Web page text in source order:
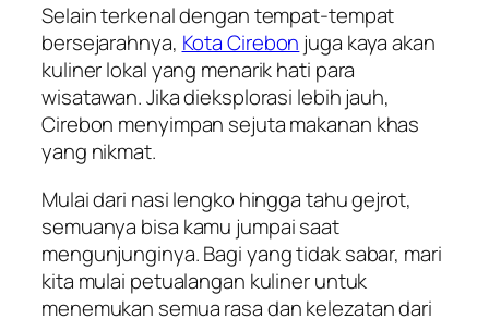
Selain terkenal dengan tempat-tempat
bersejarahnya, Kota Cirebon juga kaya akan
kuliner lokal yang menarik hati para
wisatawan. Jika dieksplorasi lebih jauh,
Cirebon menyimpan sejuta makanan khas
yang nikmat.
Mulai dari nasi lengko hingga tahu gejrot,
semuanya bisa kamu jumpai saat
mengunjunginya. Bagi yang tidak sabar, mari
kita mulai petualangan kuliner untuk
menemukan semua rasa dan kelezatan dari